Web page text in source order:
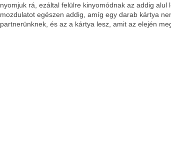
nyomjuk rá, ezáltal felülre kinyomódnak az addig
mozdulatot egészen addig, amíg egy darab kártya
partnerünknek, és az a kártya lesz, amit az elején